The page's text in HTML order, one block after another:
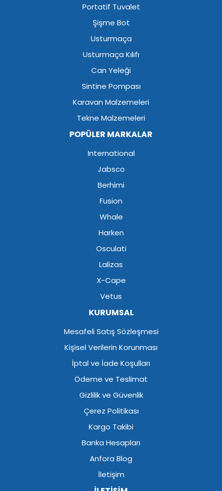
Portatif Tuvalet
Şişme Bot
Usturmaça
Usturmaça Kılıfı
Can Yeleği
Sintine Pompası
Karavan Malzemeleri
Tekne Malzemeleri
POPÜLER MARKALAR
International
Jabsco
Berhimi
Fusion
Whale
Harken
Osculati
Lalizas
X-Cape
Vetus
KURUMSAL
Mesafeli Satış Sözleşmesi
Kişisel Verilerin Korunması
İptal ve İade Koşulları
Ödeme ve Teslimat
Gizlilik ve Güvenlik
Çerez Politikası
Kargo Takibi
Banka Hesapları
Anfora Blog
İletişim